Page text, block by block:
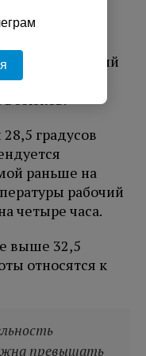
в офисах
в беседе с
технический
Безюков.
градусов
раньше на
рабочий
четыре часа.
выше 32,5
относятся к
превышать